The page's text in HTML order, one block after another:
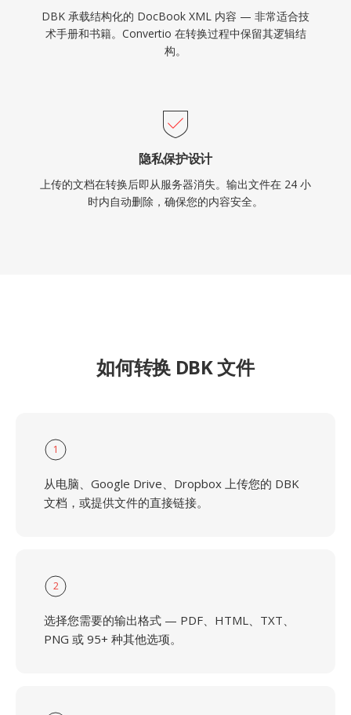
DBK 承载结构化的 DocBook XML 内容 — 非常适合技
术手册和书籍。Convertio 在转换过程中保留其逻辑结
构。
隐私保护设计
上传的文档在转换后即从服务器消失。输出文件在 24 小
时内自动删除，确保您的内容安全。
如何转换 DBK 文件
1
从电脑、Google Drive、Dropbox 上传您的 DBK
文档，或提供文件的直接链接。
2
选择您需要的输出格式 — PDF、HTML、TXT、
PNG 或 95+ 种其他选项。